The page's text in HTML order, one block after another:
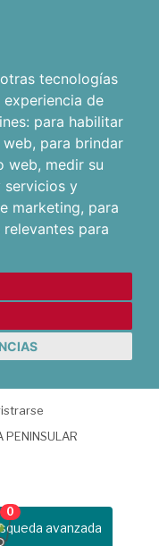
tecnologías
de
para habilitar
, para brindar
web, medir su
servicios y
marketing, para
para
PENINSULAR
avanzada
0